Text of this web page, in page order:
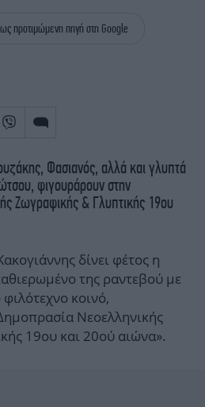
THE OCEAN
προτιμώμενη πηγή στη Google
Φασιανός, αλλά και γλυπτά
φιγουράρουν στην
Ζωγραφικής & Γλυπτικής 19ου
δίνει φέτος η
της ραντεβού με
κοινό,
Νεοελληνικής
19ου και 20ού αιώνα».